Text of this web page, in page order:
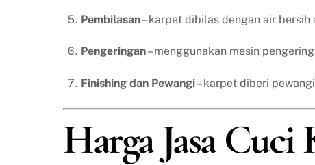
Pembilasan– karpet dibilas dengan air
Pengeringan– menggunakan mesin
Finishing dan Pewangi– karpet diberi
Harga Jasa